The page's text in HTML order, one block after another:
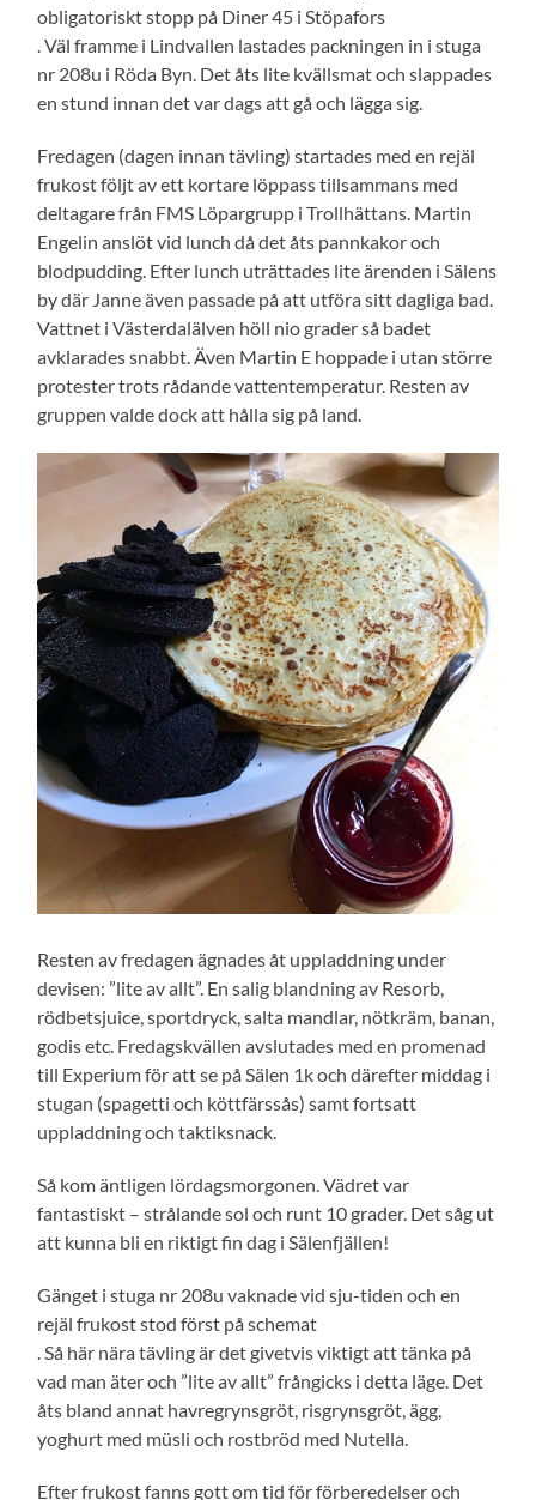
obligatoriskt stopp på Diner 45 i Stöpafors
. Väl framme i Lindvallen lastades packningen in i stuga
nr 208u i Röda Byn. Det åts lite kvällsmat och slappades
en stund innan det var dags att gå och lägga sig.
Fredagen (dagen innan tävling) startades med en rejäl
frukost följt av ett kortare löppass tillsammans med
deltagare från FMS Löpargrupp i Trollhättans. Martin
Engelin anslöt vid lunch då det åts pannkakor och
blodpudding. Efter lunch uträttades lite ärenden i Sälens
by där Janne även passade på att utföra sitt dagliga bad.
Vattnet i Västerdalälven höll nio grader så badet
avklarades snabbt. Även Martin E hoppade i utan större
protester trots rådande vattentemperatur. Resten av
gruppen valde dock att hålla sig på land.
Resten av fredagen ägnades åt uppladdning under
devisen: ”lite av allt”. En salig blandning av Resorb,
rödbetsjuice, sportdryck, salta mandlar, nötkräm, banan,
godis etc. Fredagskvällen avslutades med en promenad
till Experium för att se på Sälen 1k och därefter middag i
stugan (spagetti och köttfärssås) samt fortsatt
uppladdning och taktiksnack.
Så kom äntligen lördagsmorgonen. Vädret var
fantastiskt – strålande sol och runt 10 grader. Det såg ut
att kunna bli en riktigt fin dag i Sälenfjällen!
Gänget i stuga nr 208u vaknade vid sju-tiden och en
rejäl frukost stod först på schemat
. Så här nära tävling är det givetvis viktigt att tänka på
vad man äter och ”lite av allt” frångicks i detta läge. Det
åts bland annat havregrynsgröt, risgrynsgröt, ägg,
yoghurt med müsli och rostbröd med Nutella.
Efter frukost fanns gott om tid för förberedelser och